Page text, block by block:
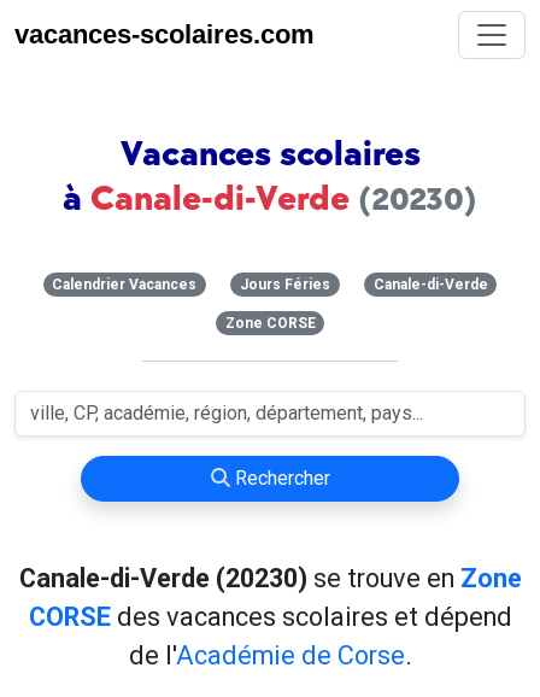
vacances-scolaires.com
Vacances scolaires
à Canale-di-Verde (20230)
Calendrier Vacances Jours Féries Canale-di-Verde
Zone CORSE
Rechercher
Canale-di-Verde (20230) se trouve en Zone
CORSEdes vacances scolaires et dépend
de l'Académie de Corse.